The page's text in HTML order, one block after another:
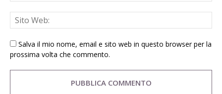
Salva il mio nome, email e sito web in questo browser per la
prossima volta che commento.